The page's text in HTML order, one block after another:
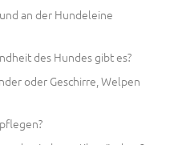
an der Hundeleine
des Hundes gibt es?
oder Geschirre, Welpen